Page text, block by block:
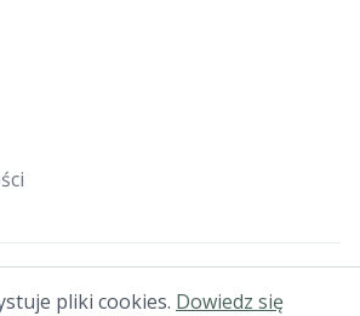
Wszelkie prawa zastrzeżone.
pliki cookies. Dowiedz się